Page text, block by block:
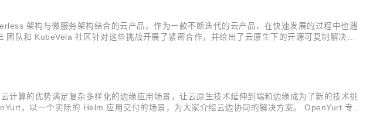
架构与微服务架构结合的云产品。作为一款不断迭代的云产品，在快速发展的过程中也遇
队和 KubeVela 社区针对这些挑战开展了紧密合作，并给出了云原生下的开源可复制解决方
算的优势满足复杂多样化的边缘应用场景，让云原生技术延伸到端和边缘成为了新的技术挑
，以一个实际的 Helm 应用交付的场景，为大家介绍云边协同的解决方案。 OpenYurt 专注